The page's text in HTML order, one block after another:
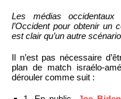
Les médias
l’Occident pour obtenir un
est clair qu’un autre
Il n’est pas nécessaire
plan de match israélo-
dérouler comme suit :